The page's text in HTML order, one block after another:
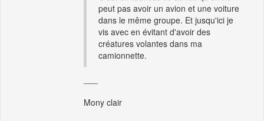
peut pas avoir un avion et une voiture
dans le même groupe. Et jusqu'ici je
vis avec en évitant d'avoir des
créatures volantes dans ma
camionnette.
Mony clair